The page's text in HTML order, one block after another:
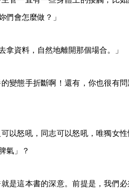
們會怎麼做？」
資料，自然地離開那個場合。」
變態手折斷啊！還有，你也很有
以怒吼，同志可以怒吼，唯獨女
氣」？
是這本書的深意。前提是，我們必